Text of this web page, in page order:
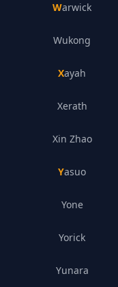
Warwick
Wukong
Xayah
Xerath
Xin Zhao
Yasuo
Yone
Yorick
Yunara